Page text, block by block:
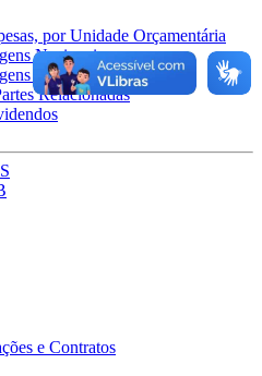
por Unidade Orçamentária
Nacionais
Internacionais
Relacionadas
e Contratos